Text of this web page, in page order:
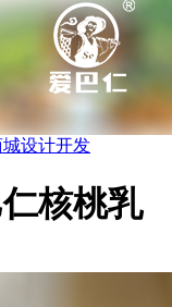
设计开发
核桃乳